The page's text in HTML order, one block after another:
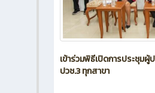
เข้าร่วมพิธีเปิดการประชุม
ปวช.3 ทุกสาขา